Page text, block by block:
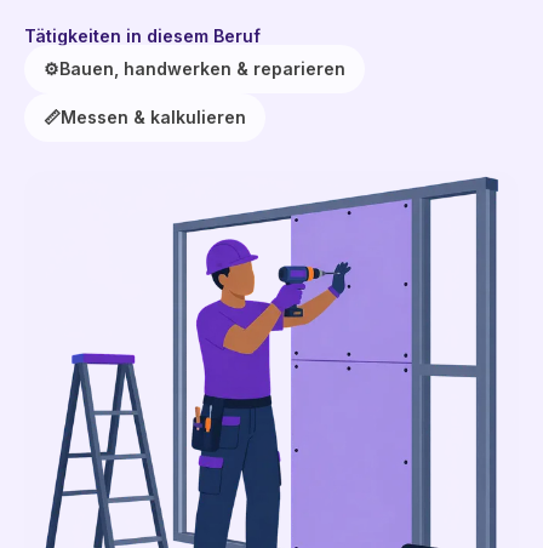
Tätigkeiten in diesem Beruf
⚙️Bauen, handwerken & reparieren
📏Messen & kalkulieren